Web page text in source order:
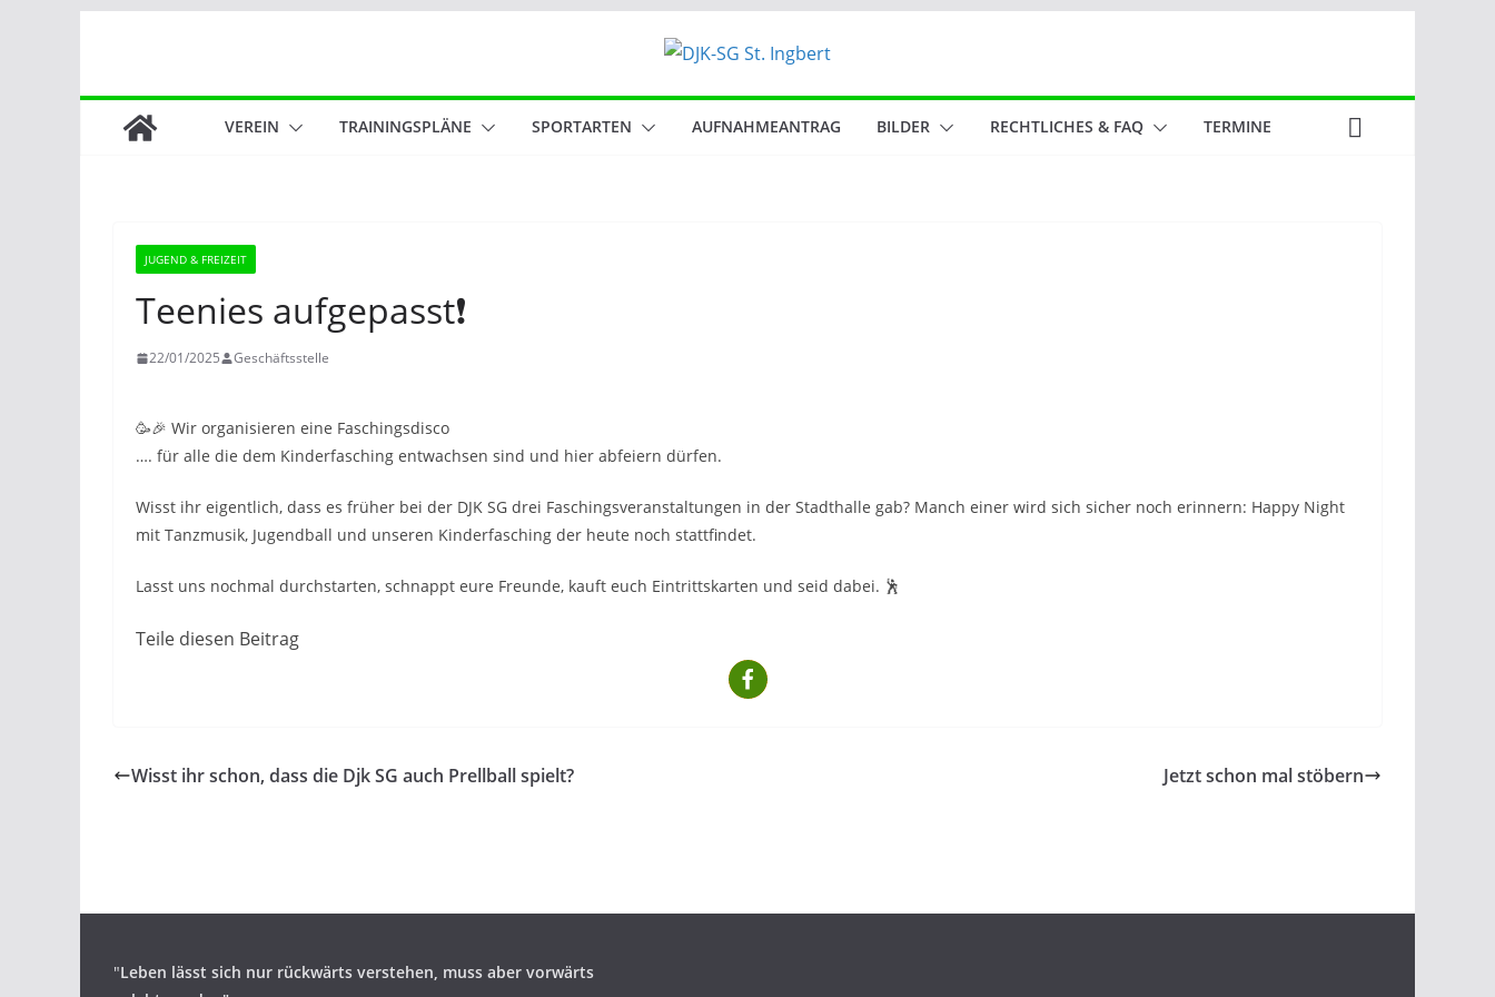
VEREIN TRAININGSPLÄNE SPORTARTEN AUFNAHMEANTRAG BILDER RECHTLICHES & FAQ TERMINE
JUGEND & FREIZEIT
Teenies aufgepasst❗️
22/01/2025 Geschäftsstelle
🥳🎉 Wir organisieren eine Faschingsdisco
…. für alle die dem Kinderfasching entwachsen sind und hier abfeiern dürfen.
Wisst ihr eigentlich, dass es früher bei der DJK SG drei Faschingsveranstaltungen in der Stadthalle gab? Manch einer wird sich sicher noch erinnern: Happy Night
mit Tanzmusik, Jugendball und unseren Kinderfasching der heute noch stattfindet.
Lasst uns nochmal durchstarten, schnappt eure Freunde, kauft euch Eintrittskarten und seid dabei. 🕺
Teile diesen Beitrag
Wisst ihr schon, dass die Djk SG auch Prellball spielt? Jetzt schon mal stöbern
"Leben lässt sich nur rückwärts verstehen, muss aber vorwärts